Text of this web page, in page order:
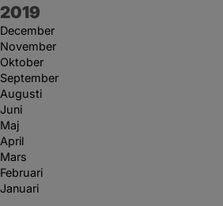
År:
2019
December
November
Oktober
September
Augusti
Juni
Maj
April
Mars
Februari
Januari